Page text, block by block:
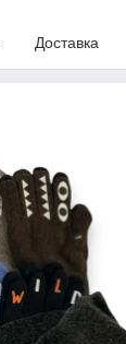
Доставка